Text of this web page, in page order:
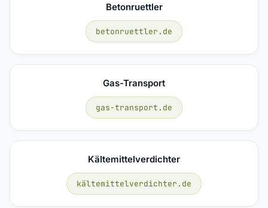
Betonruettler
betonruettler.de
Gas-Transport
gas-transport.de
Kältemittelverdichter
kältemittelverdichter.de